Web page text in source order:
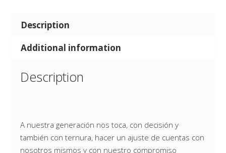
Description
Additional information
Description
A nuestra generación nos toca, con decisión y
también con ternura, hacer un ajuste de cuentas con
nosotros mismos y con nuestro compromiso